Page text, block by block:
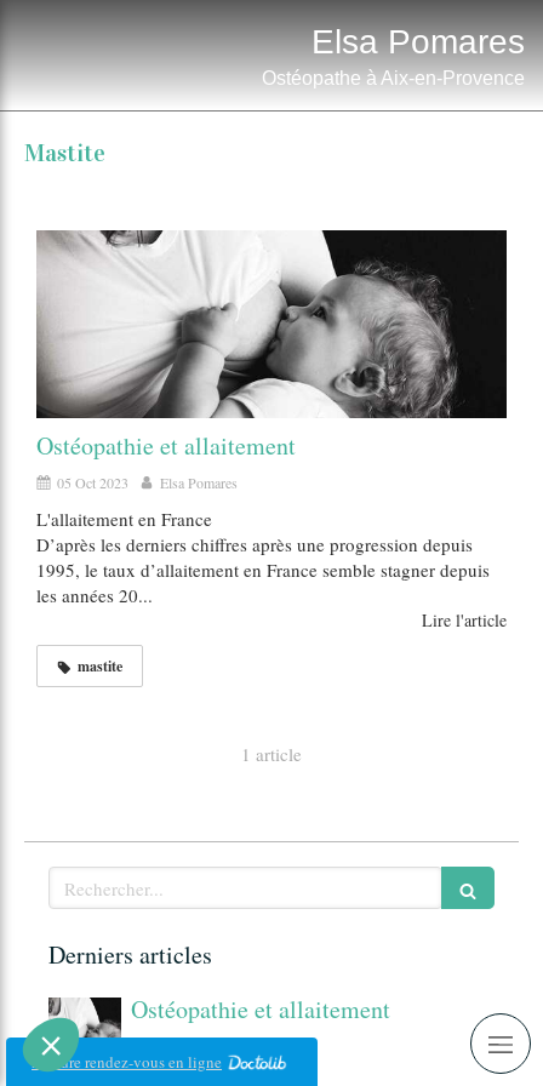
Elsa Pomares
Ostéopathe à Aix-en-Provence
Mastite
Ostéopathie et allaitement
05 Oct 2023 Elsa Pomares
L'allaitement en France
D’après les derniers chiffres après une progression depuis
1995, le taux d’allaitement en France semble stagner depuis
les années 20...
Lire l'article
mastite
1 article
Rechercher
Derniers articles
Ostéopathie et allaitement
Prendre rendez-vous en ligne